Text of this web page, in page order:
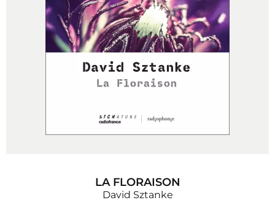
LA FLORAISON
David Sztanke